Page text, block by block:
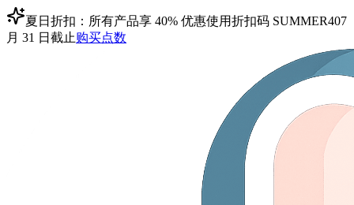
夏日折扣：所有产品享 40% 优惠使用折扣码 SUMMER407
月 31 日截止购买点数